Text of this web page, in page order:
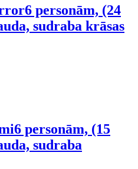
6 personām, (24
sudraba krāsas
6 personām, (15
sudraba